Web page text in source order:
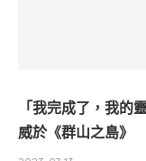
「我完成了，我的
威於《群山之島》